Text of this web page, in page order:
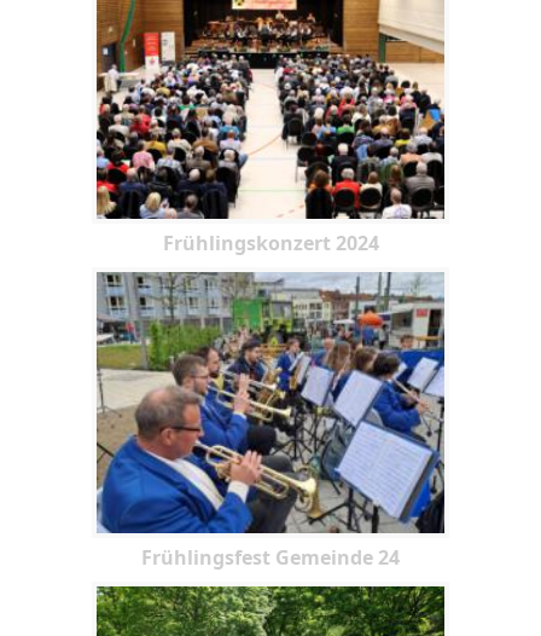
Frühlingskonzert 2024
Frühlingsfest Gemeinde 24